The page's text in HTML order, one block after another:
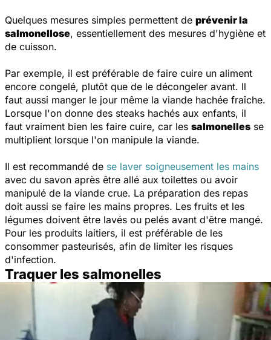
Quelques mesures simples permettent de prévenir la
salmonellose, essentiellement des mesures d'hygiène et
de cuisson.
Par exemple, il est préférable de faire cuire un aliment
encore congelé, plutôt que de le décongeler avant. Il
faut aussi manger le jour même la viande hachée fraîche.
Lorsque l'on donne des steaks hachés aux enfants, il
faut vraiment bien les faire cuire, car les salmonelles se
multiplient lorsque l'on manipule la viande.
Il est recommandé de se laver soigneusement les mains
avec du savon après être allé aux toilettes ou avoir
manipulé de la viande crue. La préparation des repas
doit aussi se faire les mains propres. Les fruits et les
légumes doivent être lavés ou pelés avant d'être mangé.
Pour les produits laitiers, il est préférable de les
consommer pasteurisés, afin de limiter les risques
d'infection.
Traquer les salmonelles